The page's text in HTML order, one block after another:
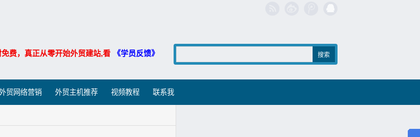
费，真正从零开始外贸建站,看 《学员反馈》
贸网络营销 外贸主机推荐 视频教程 联系我